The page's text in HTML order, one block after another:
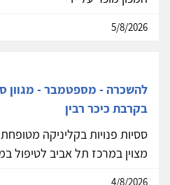
5/8/2026
להשכרה - מספטמבר - מגוון
בקרבת כיכר רבין
ססיות פנויות בקליניקה
מצוין במרכז תל אביב לטיפול
4/8/2026